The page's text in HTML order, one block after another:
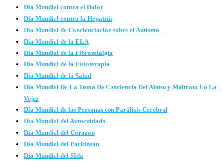
Día Mundial contra el Dolor
Día Mundial contra la Hepatitis
Día Mundial de Concienciación sobre el Autismo
Día Mundial de la ELA
Día Mundial de la Fibromialgia
Día Mundial de la Fisioterapia
Día Mundial de la Salud
Día Mundial De La Toma De Conciencia Del Abuso y Maltrato En La
Vejez
Día Mundial de las Personas con Parálisis Cerebral
Día Mundial del Autocuidado
Día Mundial del Corazón
Día Mundial del Parkinson
Dia Mundial del SIda